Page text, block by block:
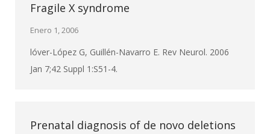
Fragile X syndrome
Enero 1, 2006
lóver-López G, Guillén-Navarro E. Rev Neurol. 2006
Jan 7;42 Suppl 1:S51-4.
Prenatal diagnosis of de novo deletions